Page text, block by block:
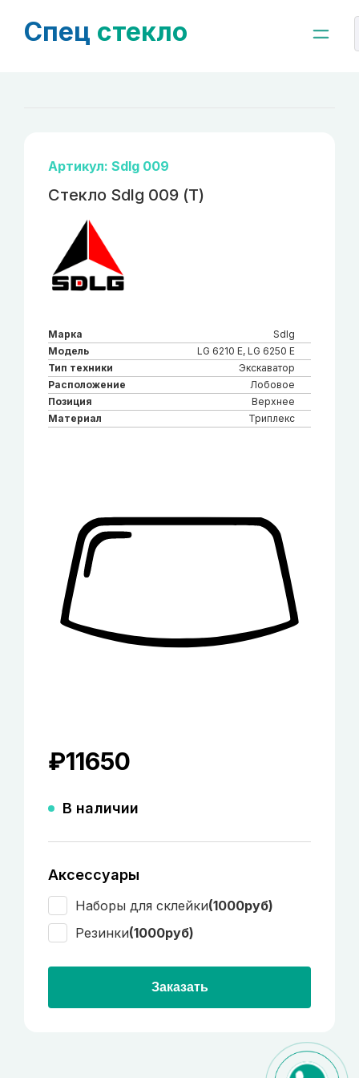
Спец стекло
Артикул: Sdlg 009
Стекло Sdlg 009 (Т)
Марка
Sdlg
Модель
LG 6210 E, LG 6250 E
Тип техники
Экскаватор
Расположение
Лобовое
Позиция
Верхнее
Материал
Триплекс
₽11650
В наличии
Аксессуары
Наборы для склейки(1000руб)
Резинки(1000руб)
Заказать